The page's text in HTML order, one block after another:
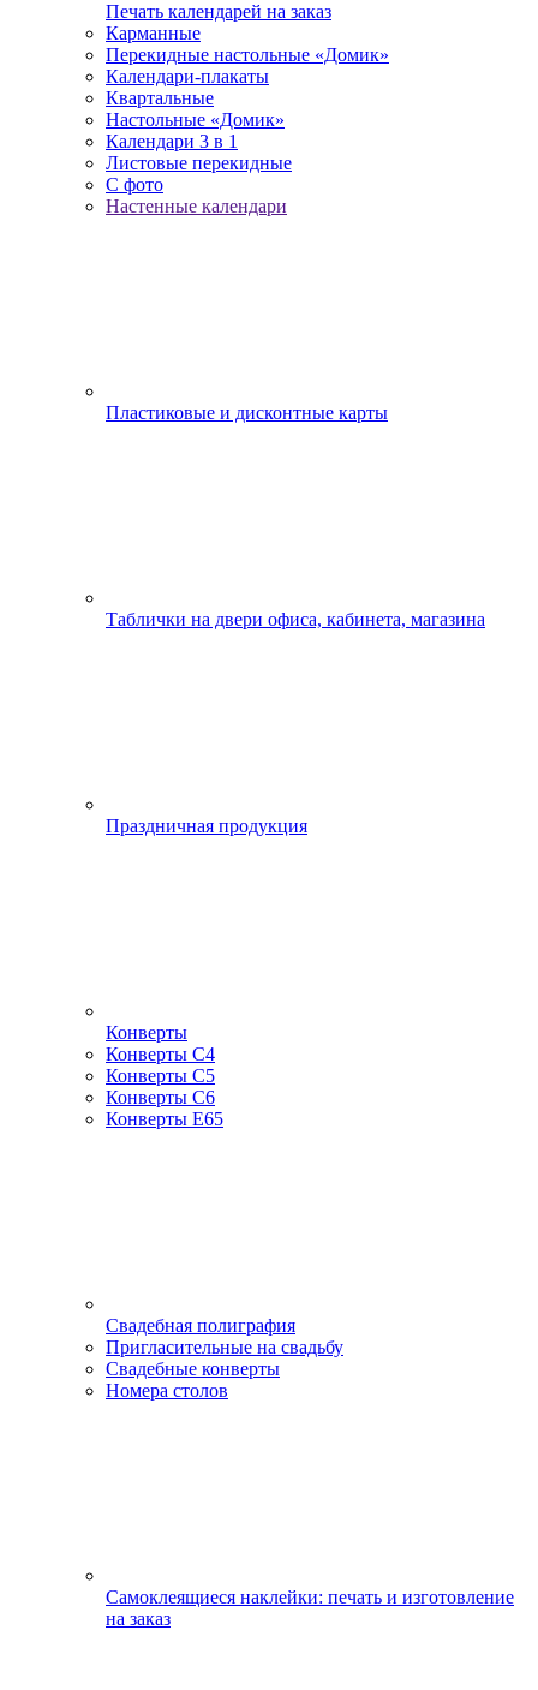
Печать календарей на заказ
Карманные
Перекидные настольные «Домик»
Календари-плакаты
Квартальные
Настольные «Домик»
Календари 3 в 1
Листовые перекидные
С фото
Настенные календари
Пластиковые и дисконтные карты
Таблички на двери офиса, кабинета, магазина
Праздничная продукция
Конверты
Конверты С4
Конверты С5
Конверты С6
Конверты Е65
Свадебная полиграфия
Пригласительные на свадьбу
Свадебные конверты
Номера столов
Самоклеящиеся наклейки: печать и изготовление
на заказ